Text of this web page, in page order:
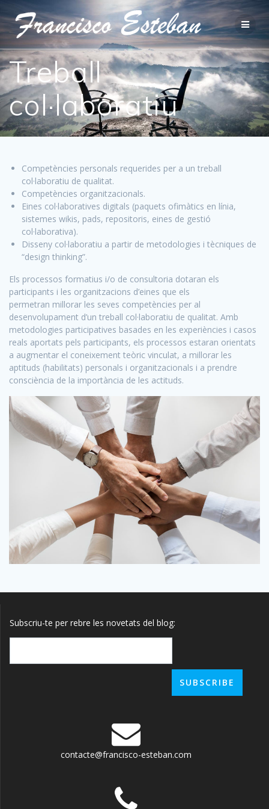
Treball
col·laboratiu
Competències personals requerides per a un treball
col·laboratiu de qualitat.
Competències organitzacionals.
Eines col·laboratives digitals (paquets ofimàtics en línia,
sistemes wikis, pads, repositoris, eines de gestió
col·laborativa).
Disseny col·laboratiu a partir de metodologies i tècniques de
“design thinking”.​​
Els processos formatius i/o de consultoria dotaran els
participants i les organitzacions d’eines que els
permetran millorar les seves competències per al
desenvolupament d’un treball col·laboratiu de qualitat. Amb
metodologies participatives basades en les experiències i casos
reals aportats pels participants, els processos estaran orientats
a augmentar el coneixement teòric vinculat, a millorar les
aptituds (habilitats) personals i organitzacionals i a prendre
consciència de la importància de les actituds.
Subscriu-te per rebre les novetats del blog:
contacte@francisco-esteban.com